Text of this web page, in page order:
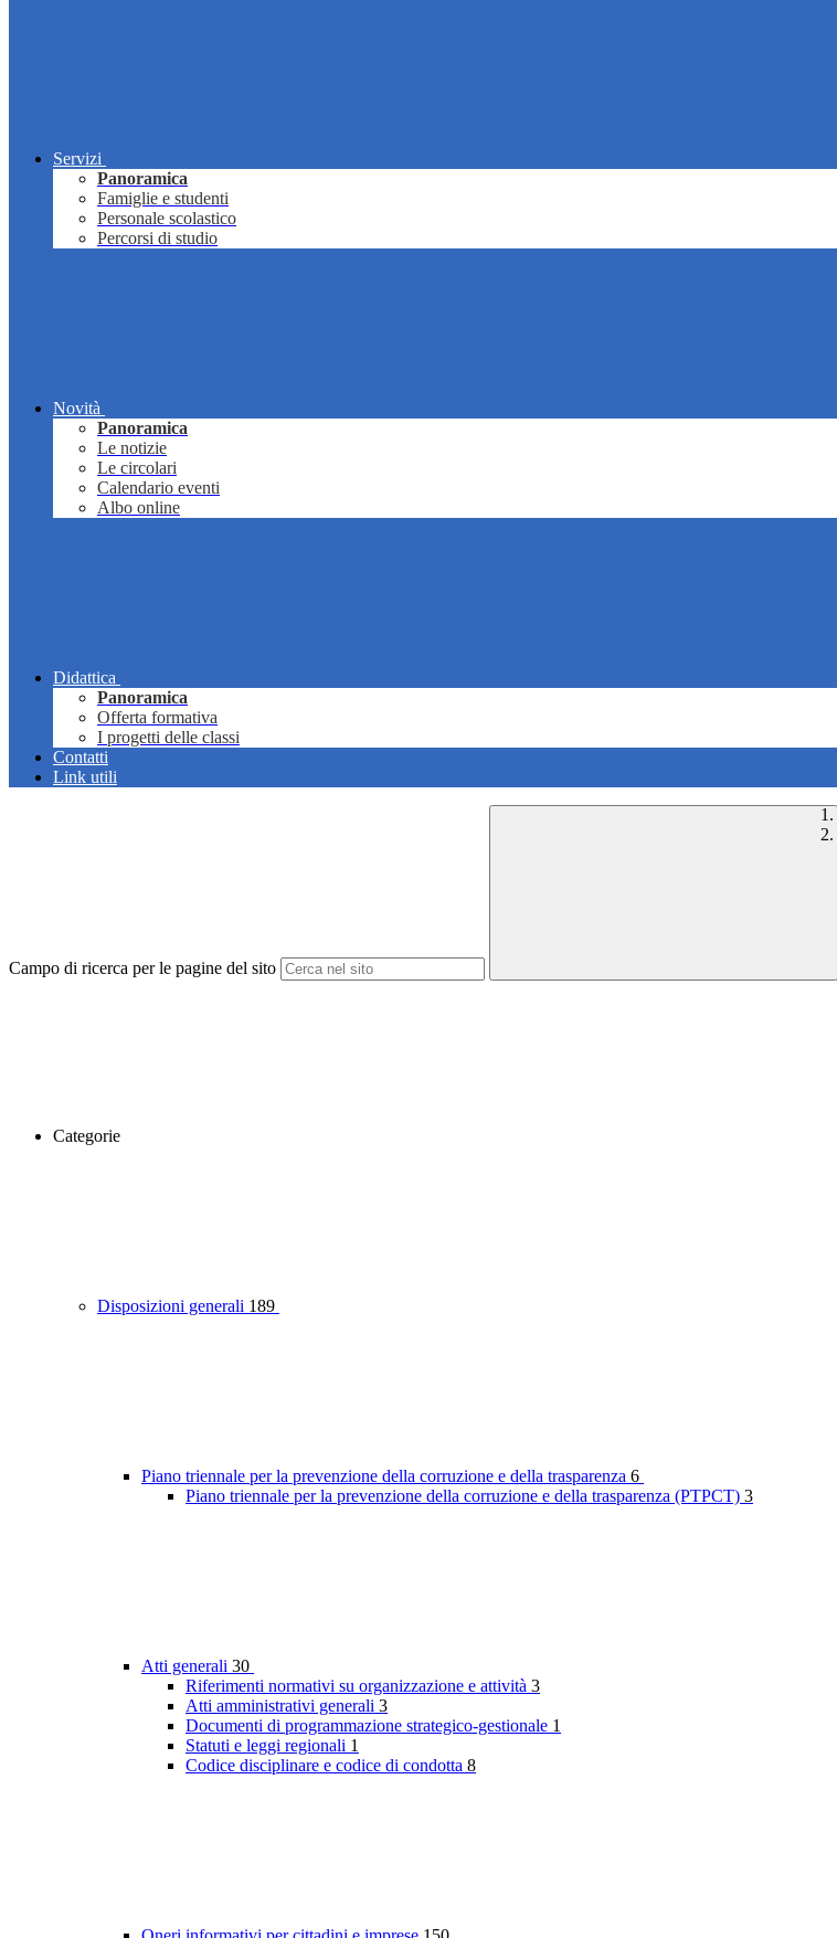
Servizi
Panoramica
Famiglie e studenti
Personale scolastico
Percorsi di studio
Novità
Panoramica
Le notizie
Le circolari
Calendario eventi
Albo online
Didattica
Panoramica
Offerta formativa
I progetti delle classi
Contatti
Link utili
Campo di ricerca per le pagine del sito
Categorie
Disposizioni generali 189
Piano triennale per la prevenzione della corruzione e della trasparenza 6
Piano triennale per la prevenzione della corruzione e della trasparenza (PTPCT) 3
Atti generali 30
Riferimenti normativi su organizzazione e attività 3
Atti amministrativi generali 3
Documenti di programmazione strategico-gestionale 1
Statuti e leggi regionali 1
Codice disciplinare e codice di condotta 8